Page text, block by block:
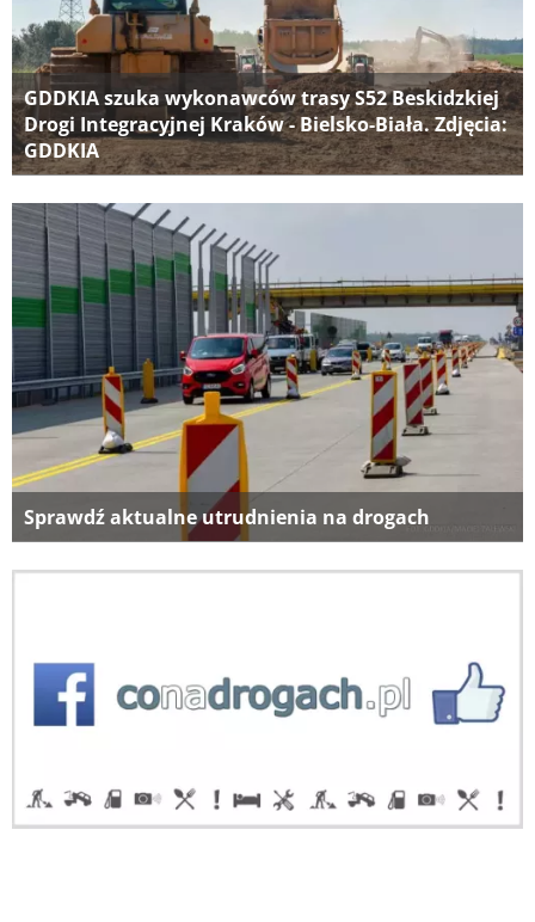
GDDKIA szuka wykonawców trasy S52 Beskidzkiej
Drogi Integracyjnej Kraków - Bielsko-Biała. Zdjęcia:
GDDKIA
Sprawdź aktualne utrudnienia na drogach